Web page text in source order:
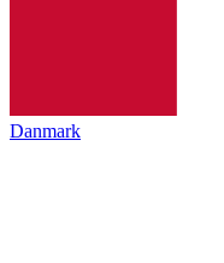
Danmark